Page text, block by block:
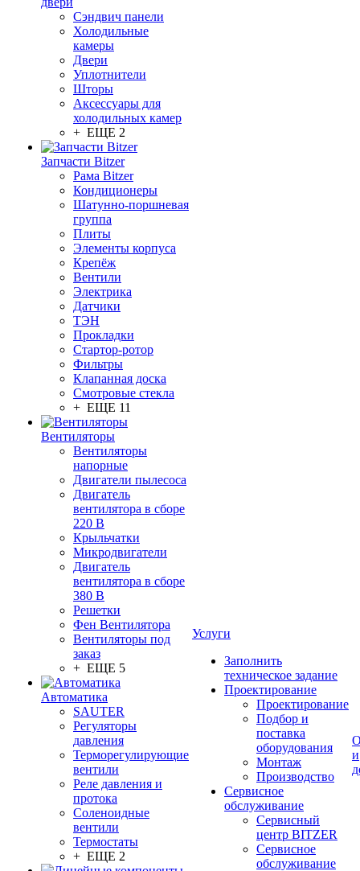
Сэндвич панели
Холодильные
камеры
Двери
Уплотнители
Шторы
Аксессуары для
холодильных камер
+ ЕЩЕ 2
Запчасти Bitzer
Рама Bitzer
Кондиционеры
Шатунно-поршневая
группа
Плиты
Элементы корпуса
Крепёж
Вентили
Электрика
Датчики
ТЭН
Прокладки
Стартор-ротор
Фильтры
Клапанная доска
Смотровые стекла
+ ЕЩЕ 11
Вентиляторы
Вентиляторы
напорные
Двигатели пылесоса
Двигатель
вентилятора в сборе
220 В
Крыльчатки
Микродвигатели
Двигатель
вентилятора в сборе
380 В
Решетки
Фен Вентилятора
Вентиляторы под
заказ
+ ЕЩЕ 5
Автоматика
SAUTER
Регуляторы
давления
Терморегулирующие
вентили
Реле давления и
протока
Соленоидные
вентили
Термостаты
+ ЕЩЕ 2
Услуги
Заполнить
техническое задание
Проектирование
Проектирование
Подбор и
поставка
оборудования
Монтаж
Производство
Сервисное
обслуживание
Сервисный
центр BITZER
Сервисное
обслуживание
и